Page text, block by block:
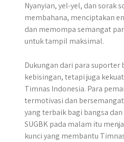
Nyanyian, yel-yel, dan sorak
membahana, menciptakan
dan memompa semangat
untuk tampil maksimal.
Dukungan dari para suporter
kebisingan, tetapi juga
Timnas Indonesia. Para
termotivasi dan
yang terbaik bagi bangsa
SUGBK pada malam itu
kunci yang membantu